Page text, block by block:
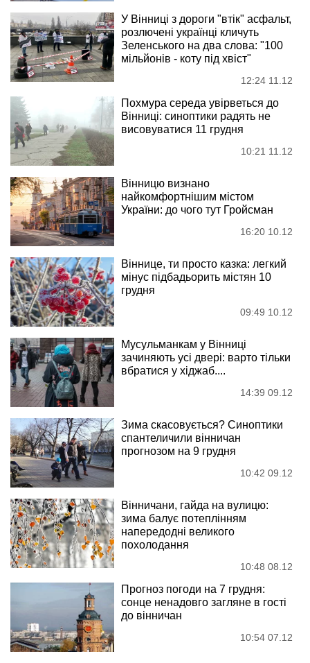
У Вінниці з дороги "втік" асфальт,
розлючені українці кличуть
Зеленського на два слова: "100
мільйонів - коту під хвіст"
12:24 11.12
Похмура середа увірветься до
Вінниці: синоптики радять не
висовуватися 11 грудня
10:21 11.12
Вінницю визнано
найкомфортнішим містом
України: до чого тут Гройсман
16:20 10.12
Віннице, ти просто казка: легкий
мінус підбадьорить містян 10
грудня
09:49 10.12
Мусульманкам у Вінниці
зачиняють усі двері: варто тільки
вбратися у хіджаб....
14:39 09.12
Зима скасовується? Синоптики
спантеличили вінничан
прогнозом на 9 грудня
10:42 09.12
Вінничани, гайда на вулицю:
зима балує потеплінням
напередодні великого
похолодання
10:48 08.12
Прогноз погоди на 7 грудня:
сонце ненадовго загляне в гості
до вінничан
10:54 07.12